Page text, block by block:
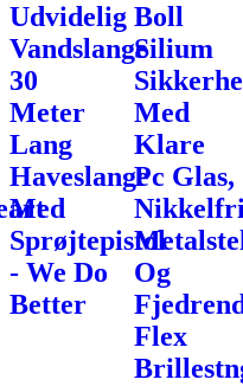
Udvidelig
Vandslange
30
Meter
Lang
Haveslange
Med
Sprøjtepistol
- We Do
Better
Boll
Silium
Med
Klare
Pc Glas,
Og
Flex